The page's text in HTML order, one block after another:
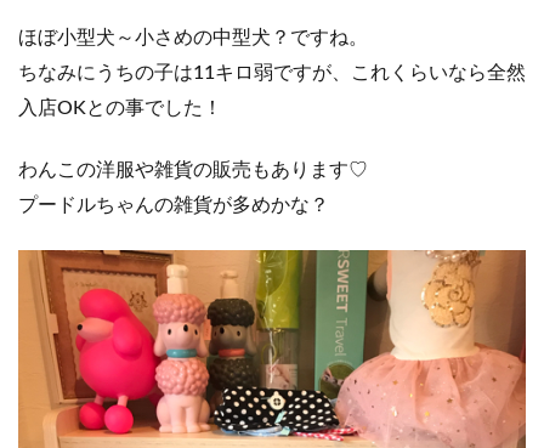
ほぼ小型犬～小さめの中型犬？ですね。
ちなみにうちの子は11キロ弱ですが、これくらいなら全然
入店OKとの事でした！
わんこの洋服や雑貨の販売もあります♡
プードルちゃんの雑貨が多めかな？